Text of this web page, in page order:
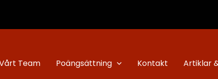
Team Poängsättning Kontakt Artiklar